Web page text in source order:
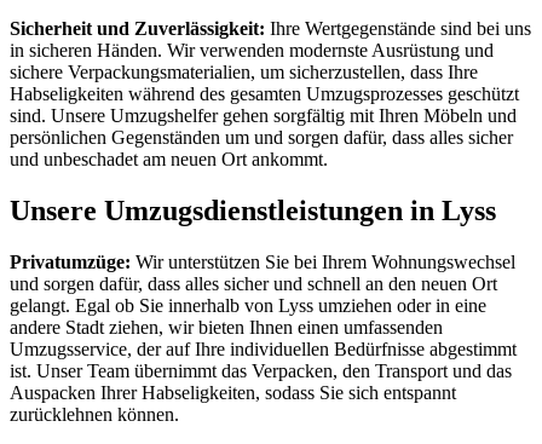
Sicherheit und Zuverlässigkeit: Ihre Wertgegenstände sind bei uns
in sicheren Händen. Wir verwenden modernste Ausrüstung und
sichere Verpackungsmaterialien, um sicherzustellen, dass Ihre
Habseligkeiten während des gesamten Umzugsprozesses geschützt
sind. Unsere Umzugshelfer gehen sorgfältig mit Ihren Möbeln und
persönlichen Gegenständen um und sorgen dafür, dass alles sicher
und unbeschadet am neuen Ort ankommt.
Unsere Umzugsdienstleistungen in Lyss
Privatumzüge: Wir unterstützen Sie bei Ihrem Wohnungswechsel
und sorgen dafür, dass alles sicher und schnell an den neuen Ort
gelangt. Egal ob Sie innerhalb von Lyss umziehen oder in eine
andere Stadt ziehen, wir bieten Ihnen einen umfassenden
Umzugsservice, der auf Ihre individuellen Bedürfnisse abgestimmt
ist. Unser Team übernimmt das Verpacken, den Transport und das
Auspacken Ihrer Habseligkeiten, sodass Sie sich entspannt
zurücklehnen können.